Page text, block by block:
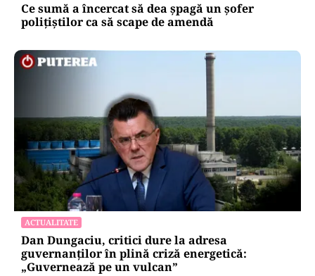
Ce sumă a încercat să dea șpagă un șofer
polițiștilor ca să scape de amendă
ACTUALITATE
Dan Dungaciu, critici dure la adresa
guvernanților în plină criză energetică:
„Guvernează pe un vulcan”